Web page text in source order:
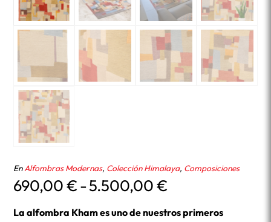
EnAlfombras Modernas, Colección Himalaya, Composiciones
690,00€-5.500,00€
precios:
La alfombra Kham es uno de nuestros primeros